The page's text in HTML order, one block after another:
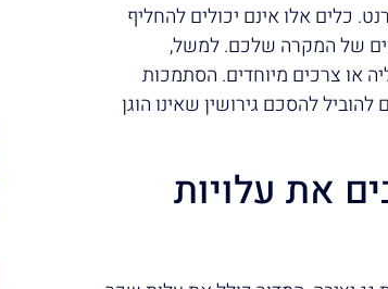
כלים אלו אינם יכולים להחליף
של המקרה שלכם. למשל,
או צרכים מיוחדים. הסתמכות
להסכם גירושין שאינו הוגן
את עלויות